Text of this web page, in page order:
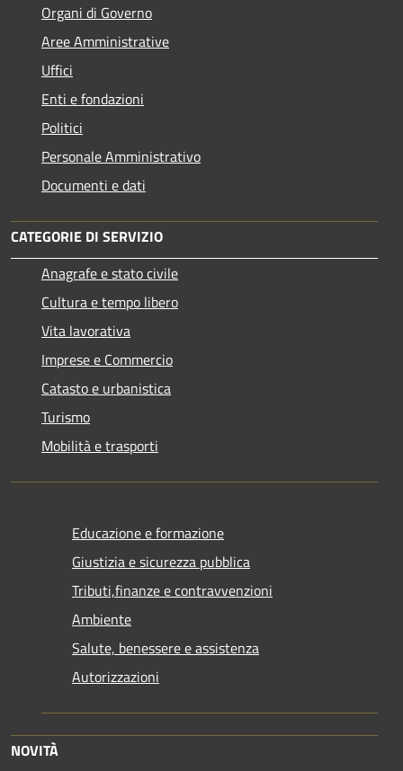
Organi di Governo
Aree Amministrative
Uffici
Enti e fondazioni
Politici
Personale Amministrativo
Documenti e dati
CATEGORIE DI SERVIZIO
Anagrafe e stato civile
Cultura e tempo libero
Vita lavorativa
Imprese e Commercio
Catasto e urbanistica
Turismo
Mobilità e trasporti
Educazione e formazione
Giustizia e sicurezza pubblica
Tributi,finanze e contravvenzioni
Ambiente
Salute, benessere e assistenza
Autorizzazioni
NOVITÀ